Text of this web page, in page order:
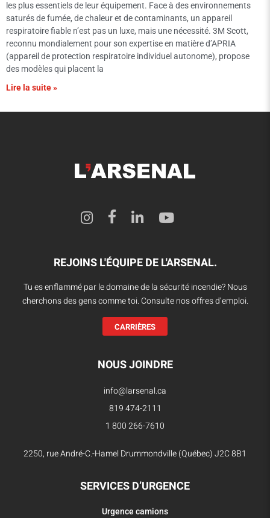
les plus essentiels de leur équipement. Face à des environnements
saturés de fumée, de chaleur et de contaminants, un appareil
respiratoire fiable n’est pas un luxe, mais une nécessité. 3M Scott,
reconnu mondialement pour son expertise en matière d’APRIA
(appareil de protection respiratoire individuel autonome), propose
des modèles qui placent la
Lire la suite »
REJOINS L'ÉQUIPE DE L'ARSENAL.
Tu es enflammé par le domaine de la sécurité incendie? Nous
cherchons des gens comme toi. Consulte nos offres d’emploi.
CARRIÈRES
NOUS JOINDRE
info@larsenal.ca
819 474-2111
1 800 266-7610
2250, rue André-C.-Hamel Drummondville (Québec) J2C 8B1
SERVICES D’URGENCE
Urgence camions